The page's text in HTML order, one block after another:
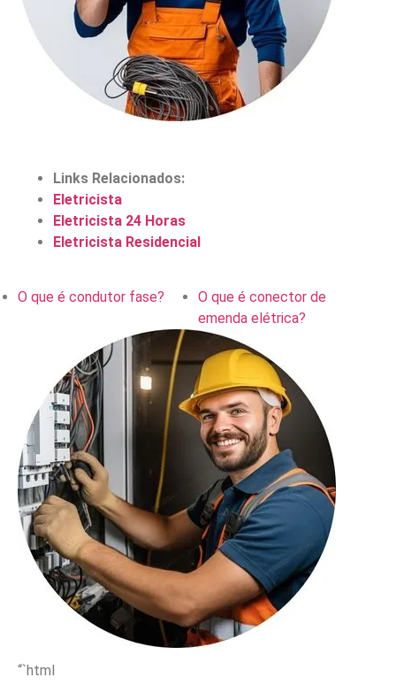
Links Relacionados:
Eletricista
Eletricista 24 Horas
Eletricista Residencial
O que é condutor fase?
O que é conector de
emenda elétrica?
“`html